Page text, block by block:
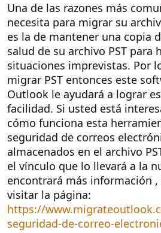
Una de las razones más
necesita para migrar su
es la de mantener una copia
salud de su archivo PST para
situaciones imprevistas. Por
migrar PST entonces este
Outlook le ayudará a lograr
facilidad. Si usted está
cómo funciona esta
seguridad de correos
almacenados en el archivo
el vínculo que lo llevará a la
encontrará más información ,
visitar la página:
https://
seguridad-de-correo-